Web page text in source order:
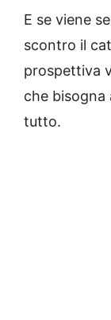
E se viene
scontro il
prospettiva
che bisogna
tutto.